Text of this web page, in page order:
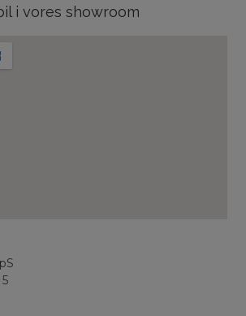
i vores showroom